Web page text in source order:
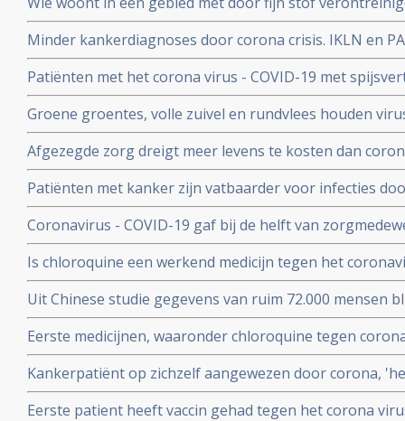
groter risico op overlijden aan corona virus in
zuiverder lucht
Minder kankerdiagnoses door corona crisis. IKLN en
effecten op langere termijn schrijven zij in een brief.
Patiënten met het corona virus - COVID-19 met
slechtere prognose om te overleven dan patiënten
Groene groentes, volle zuivel en rundvlees houden
blijkt uit studie van kinderarts Ellen van der Gaag. En
virus (COVID-19)
Afgezegde zorg dreigt meer levens te kosten dan
van Gupta Strategists, een adviesbureau gericht op de
Patiënten met kanker zijn vatbaarder voor infecties
(beenmergonderdrukking) veroorzaakt door hun
overleden daardoor relatief meer kankerpatienten
Coronavirus - COVID-19 gaf bij de helft van
verkoudheid en geen koorts en zij bleven gewoon
onderzoek bij 86 zorgmedewerkers
Is chloroquine een werkend medicijn tegen het
wel op. Hier een paar studies
Uit Chinese studie gegevens van ruim 72.000 mensen
mensen besmet met het corona virus - Covid-19
herstelt
Eerste medicijnen, waaronder chloroquine tegen
uitstekend te werken. 80 procent minder virus in bloed,
onderzoekers
Kankerpatiënt op zichzelf aangewezen door corona,
NOS in een artikel
Eerste patient heeft vaccin gehad tegen het corona